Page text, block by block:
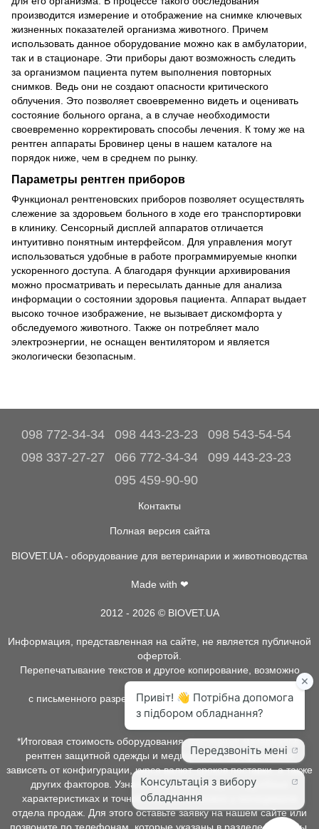
производится измерение и отображение на снимке ключевых
жизненных показателей организма животного. Причем
использовать данное оборудование можно как в амбулатории,
так и в стационаре. Эти приборы дают возможность следить
за организмом пациента путем выполнения повторных
снимков. Ведь они не создают опасности критического
облучения. Это позволяет своевременно видеть и оценивать
состояние больного органа, а в случае необходимости
своевременно корректировать способы лечения. К тому же на
рентген аппараты Бровинер цены в нашем каталоге на
порядок ниже, чем в среднем по рынку.
Параметры рентген приборов
Функционал рентгеновских приборов позволяет осуществлять
слежение за здоровьем больного в ходе его транспортировки
в клинику. Сенсорный дисплей аппаратов отличается
интуитивно понятным интерфейсом. Для управления могут
использоваться удобные в работе программируемые кнопки
ускоренного доступа. А благодаря функции архивирования
можно просматривать и пересылать данные для анализа
информации о состоянии здоровья пациента. Аппарат выдает
высоко точное изображение, не вызывает дискомфорта у
обследуемого животного. Также он потребляет мало
электроэнергии, не оснащен вентилятором и является
экологически безопасным.
098 772-34-34 098 443-23-23
098 543-54-54
098 337-27-27
066 772-34-34
099 443-23-23
095 459-90-90
Контакты
Полная версия сайта
BIOVET.UA - оборудование для ветеринарии и животноводства
Made with ❤
2012 - 2026 © BIOVET.UA
Информация, представленная на сайте, не является публичной
офертой.
Перепечатывание текстов и другое копирование, возможно
только
с письменного разрешения администрации BIOVET.UA.
*Итоговая стоимость оборудования, расходных материалов,
рентген защитной одежды и медицинской одежды может
зависеть от конфигурации, курса валют, сроков поставки, а также
других факторов. Узнать о наличии товара, подробных
характеристиках и точной стоимости можно у менеджеров
отдела продаж. Для этого оставьте заявку на нашем сайте или